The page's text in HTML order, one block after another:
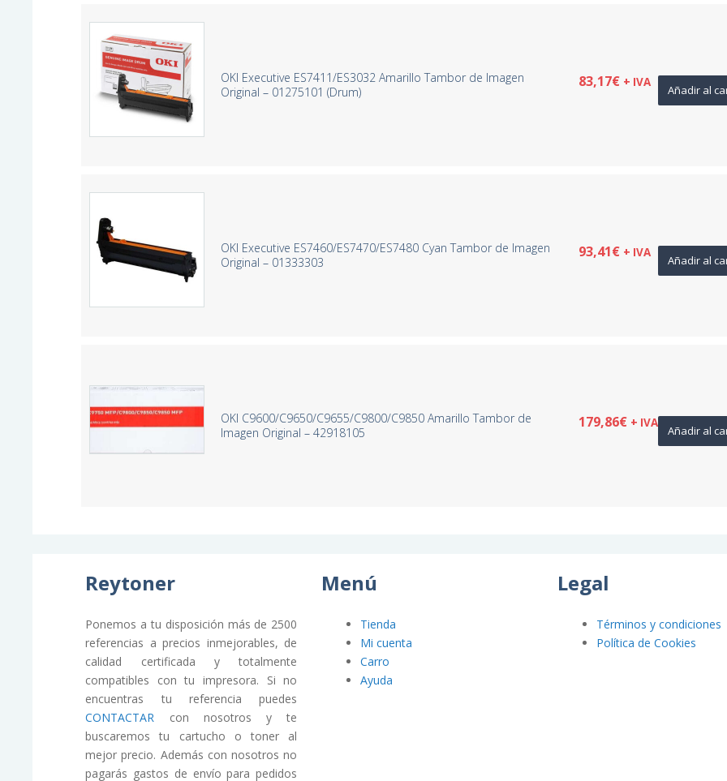
OKI Executive ES7411/ES3032 Amarillo Tambor de Imagen
Original – 01275101 (Drum)
83,17€ + IVA
Añadir al
OKI Executive ES7460/ES7470/ES7480 Cyan Tambor de Imagen
Original – 01333303
93,41€ + IVA
Añadir al
OKI C9600/C9650/C9655/C9800/C9850 Amarillo Tambor de
Imagen Original – 42918105
179,86€ + IVA
Añadir al
Reytoner
Ponemos a tu disposición más de 2500
referencias a precios inmejorables, de
calidad certificada y totalmente
compatibles con tu impresora. Si no
encuentras tu referencia puedes
CONTACTAR con nosotros y te
buscaremos tu cartucho o toner al
mejor precio. Además con nosotros no
pagarás gastos de envío para pedidos
Menú
Tienda
Mi cuenta
Carro
Ayuda
Legal
Términos y condiciones
Política de Cookies